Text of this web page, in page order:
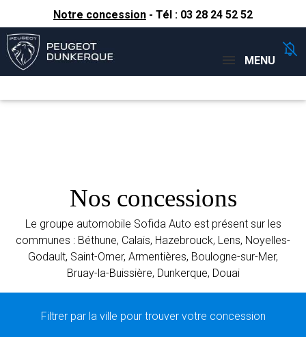
Notre concession - Tél : 03 28 24 52 52
Concessions
MENU
Nos concessions
Le groupe automobile Sofida Auto est présent sur les
communes : Béthune, Calais, Hazebrouck, Lens, Noyelles-
Godault, Saint-Omer, Armentières, Boulogne-sur-Mer,
Bruay-la-Buissière, Dunkerque, Douai
Filtrer par la ville pour trouver votre concession